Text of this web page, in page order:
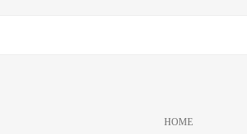
HOME